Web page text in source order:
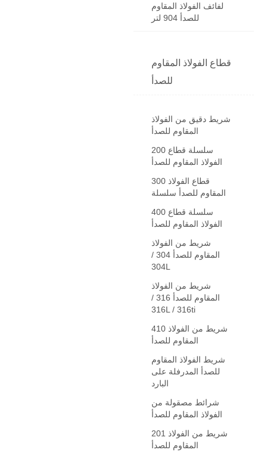
لفائف الفولاذ المقاوم
للصدأ 904 لتر
قطاع الفولاذ المقاوم
للصدأ
شريط دقيق من الفولاذ
المقاوم للصدأ
200 سلسلة قطاع
الفولاذ المقاوم للصدأ
300 قطاع الفولاذ
المقاوم للصدأ سلسلة
400 سلسلة قطاع
الفولاذ المقاوم للصدأ
شريط من الفولاذ
المقاوم للصدأ 304 /
304L
شريط من الفولاذ
المقاوم للصدأ 316 /
316L / 316ti
410 شريط من الفولاذ
المقاوم للصدأ
شريط الفولاذ المقاوم
للصدأ المدرفلة على
البارد
شرائط مصقولة من
الفولاذ المقاوم للصدأ
201 شريط من الفولاذ
المقاوم للصدأ